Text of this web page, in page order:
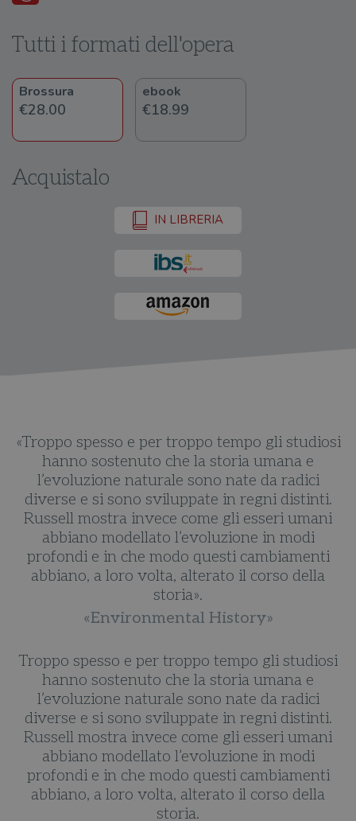
Tutti i formati dell'opera
Brossura
€28.00
ebook
€18.99
Acquistalo
IN LIBRERIA
«Troppo spesso e per troppo tempo gli studiosi
hanno sostenuto che la storia umana e
l’evoluzione naturale sono nate da radici
diverse e si sono sviluppate in regni distinti.
Russell mostra invece come gli esseri umani
abbiano modellato l’evoluzione in modi
profondi e in che modo questi cambiamenti
abbiano, a loro volta, alterato il corso della
storia».
«Environmental History»
Troppo spesso e per troppo tempo gli studiosi
hanno sostenuto che la storia umana e
l’evoluzione naturale sono nate da radici
diverse e si sono sviluppate in regni distinti.
Russell mostra invece come gli esseri umani
abbiano modellato l’evoluzione in modi
profondi e in che modo questi cambiamenti
abbiano, a loro volta, alterato il corso della
storia.